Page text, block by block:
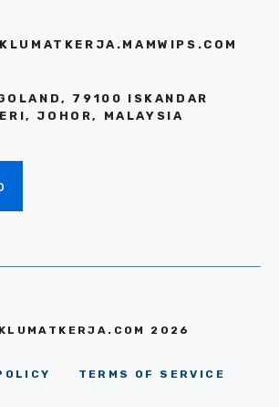
79100 ISKANDAR
JOHOR, MALAYSIA
2026
TERMS OF SERVICE